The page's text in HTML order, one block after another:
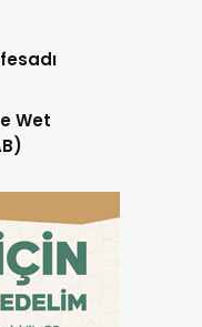
Wet